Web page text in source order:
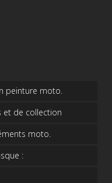
peinture moto.
et de collection
moto.
: